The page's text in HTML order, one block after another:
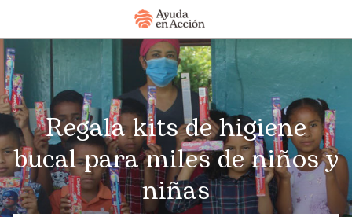
Regala kits de higiene
bucal para miles de niños y
niñas